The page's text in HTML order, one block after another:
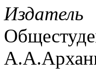
Издатель